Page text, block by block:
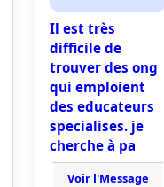
Il est très
difficile de
trouver des ong
qui emploient
des educateurs
specialises. je
cherche à pa
Voir l'Message